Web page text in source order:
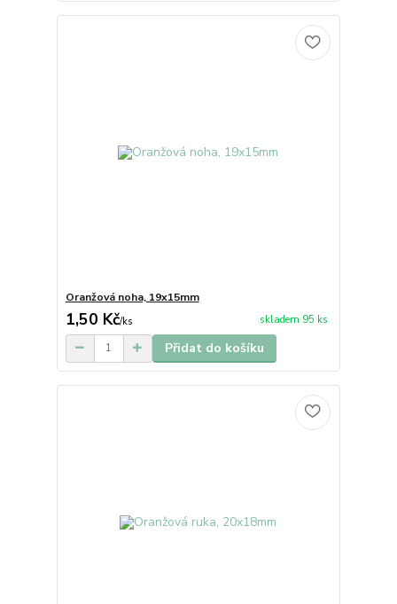
Oranžová noha, 19x15mm
1,50 Kč/ks skladem 95 ks
Přidat do košíku